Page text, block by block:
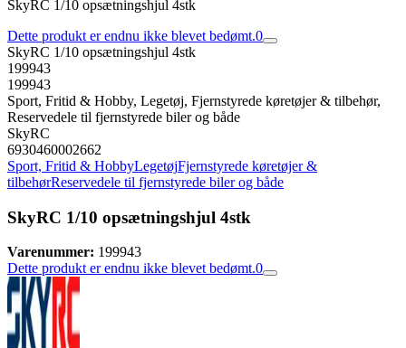
SkyRC 1/10 opsætningshjul 4stk
Dette produkt er endnu ikke blevet bedømt.0
SkyRC 1/10 opsætningshjul 4stk
199943
199943
Sport, Fritid & Hobby, Legetøj, Fjernstyrede køretøjer & tilbehør,
Reservedele til fjernstyrede biler og både
SkyRC
6930460002662
Sport, Fritid & HobbyLegetøjFjernstyrede køretøjer &
tilbehørReservedele til fjernstyrede biler og både
SkyRC 1/10 opsætningshjul 4stk
Varenummer: 199943
Dette produkt er endnu ikke blevet bedømt.0